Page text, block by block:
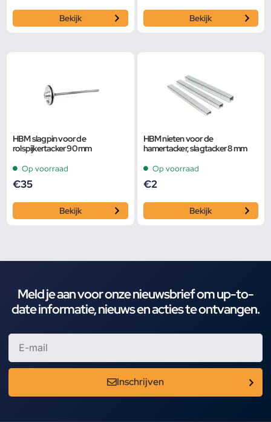
Bekijk Bekijk
HBM slagpin voor de
rolspijkertacker 90 mm
Op voorraad
€35
Bekijk
HBM nieten voor de
hamertacker, slagtacker 8 mm
Op voorraad
€2
Bekijk
Meld je aan voor onze nieuwsbrief om up-to-
date informatie, nieuws en acties te ontvangen.
Inschrijven